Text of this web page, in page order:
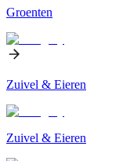
Groenten
Zuivel & Eieren
Zuivel & Eieren